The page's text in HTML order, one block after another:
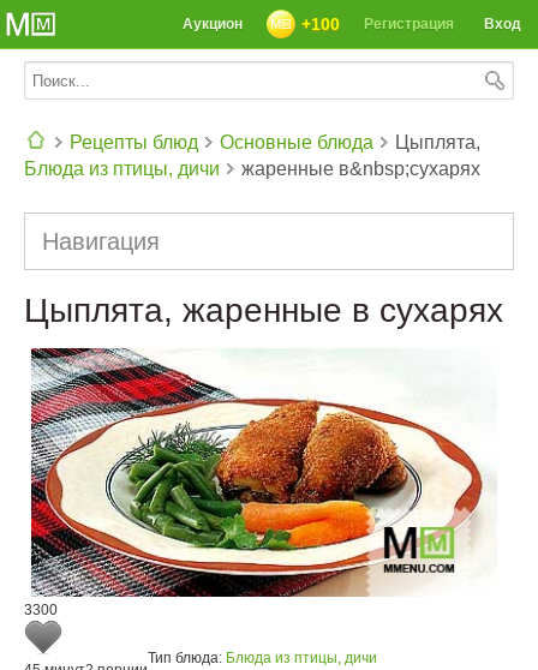
Вход
Регистрация
+100
Аукцион
Рецепты блюд
Основные блюда
Блюда из птицы, дичи
Цыплята,
жаренные в&nbsp;сухарях
Навигация
Цыплята, жаренные в сухарях
3300
Тип блюда: Блюда из птицы, дичи